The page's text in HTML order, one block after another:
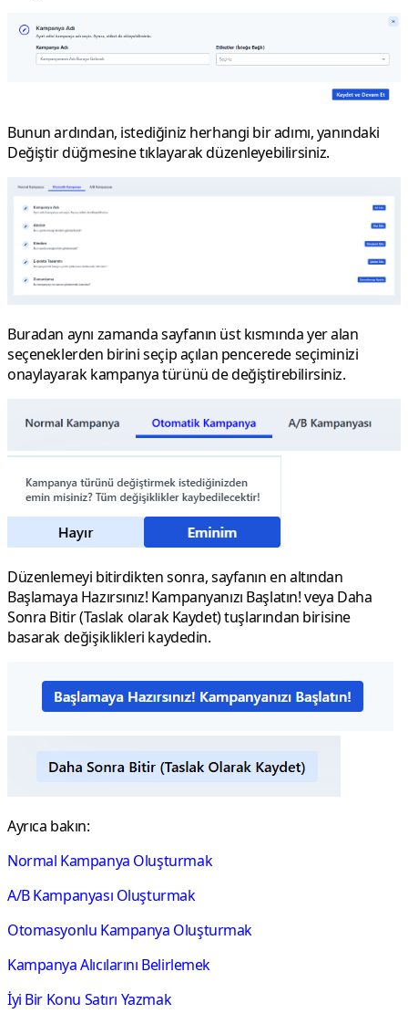
Bunun ardından, istediğiniz herhangi bir adımı, yanındaki
Değiştirdüğmesine tıklayarak düzenleyebilirsiniz.
Buradan aynı zamanda sayfanın üst kısmında yer alan
seçeneklerden birini seçip açılan pencerede seçiminizi
onaylayarak kampanya türünü de değiştirebilirsiniz.
Düzenlemeyi bitirdikten sonra, sayfanın en altından
Başlamaya Hazırsınız! Kampanyanızı Başlatın!veya Daha
Sonra Bitir (Taslak olarak Kaydet)tuşlarından birisine
basarak değişiklikleri kaydedin.
Ayrıca bakın:
Normal Kampanya Oluşturmak
A/B Kampanyası Oluşturmak
Otomasyonlu Kampanya Oluşturmak
Kampanya Alıcılarını Belirlemek
İyi Bir Konu Satırı Yazmak